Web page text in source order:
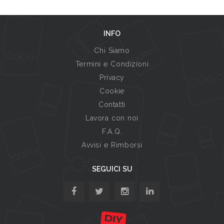
INFO
Chi Siamo
Termini e Condizioni
Privacy
Cookie
Contatti
Lavora con noi
F.A.Q.
Avvisi e Rimborsi
SEGUICI SU